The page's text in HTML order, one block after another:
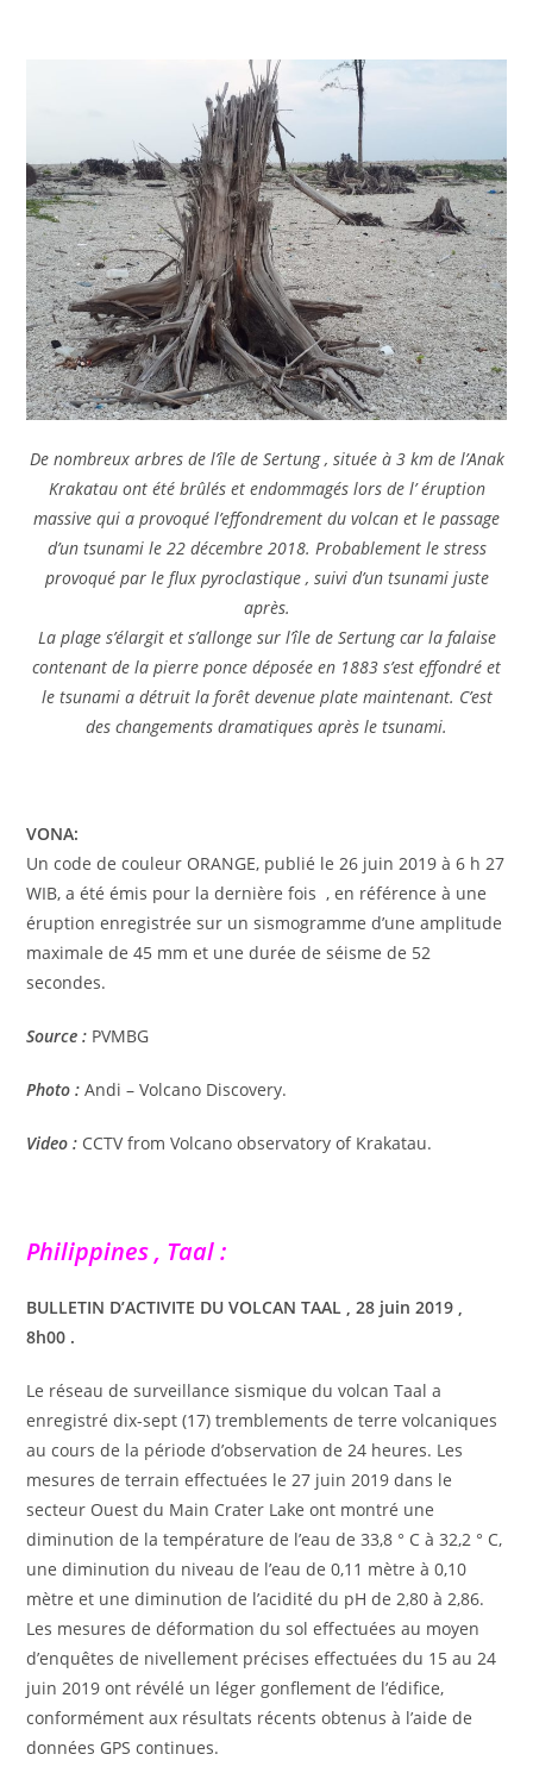
De nombreux arbres de l’île de Sertung , située à 3 km de l’Anak
Krakatau ont été brûlés et endommagés lors de l’ éruption
massive qui a provoqué l’effondrement du volcan et le passage
d’un tsunami le 22 décembre 2018. Probablement le stress
provoqué par le flux pyroclastique , suivi d’un tsunami juste
après.
La plage s’élargit et s’allonge sur l’île de Sertung car la falaise
contenant de la pierre ponce déposée en 1883 s’est effondré et
le tsunami a détruit la forêt devenue plate maintenant. C’est
des changements dramatiques après le tsunami.
VONA:
Un code de couleur ORANGE, publié le 26 juin 2019 à 6 h 27
WIB, a été émis pour la dernière fois , en référence à une
éruption enregistrée sur un sismogramme d’une amplitude
maximale de 45 mm et une durée de séisme de 52
secondes.
Source : PVMBG
Photo : Andi – Volcano Discovery.
Video : CCTV from Volcano observatory of Krakatau.
Philippines , Taal :
BULLETIN D’ACTIVITE DU VOLCAN TAAL , 28 juin 2019 ,
8h00 .
Le réseau de surveillance sismique du volcan Taal a
enregistré dix-sept (17) tremblements de terre volcaniques
au cours de la période d’observation de 24 heures. Les
mesures de terrain effectuées le 27 juin 2019 dans le
secteur Ouest du Main Crater Lake ont montré une
diminution de la température de l’eau de 33,8 ° C à 32,2 ° C,
une diminution du niveau de l’eau de 0,11 mètre à 0,10
mètre et une diminution de l’acidité du pH de 2,80 à 2,86.
Les mesures de déformation du sol effectuées au moyen
d’enquêtes de nivellement précises effectuées du 15 au 24
juin 2019 ont révélé un léger gonflement de l’édifice,
conformément aux résultats récents obtenus à l’aide de
données GPS continues.